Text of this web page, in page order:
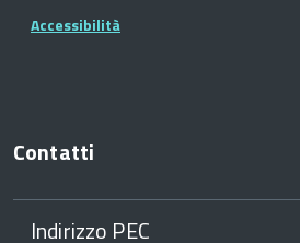
Accessibilità
Contatti
Indirizzo PEC